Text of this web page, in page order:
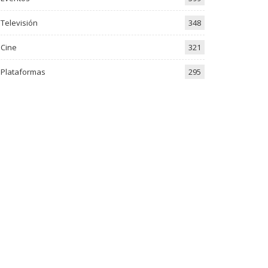
Televisión 348
Cine 321
Plataformas 295